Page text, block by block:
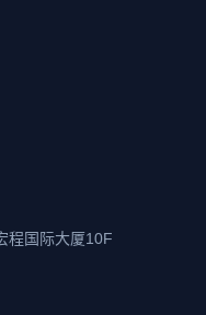
程国际大厦10F